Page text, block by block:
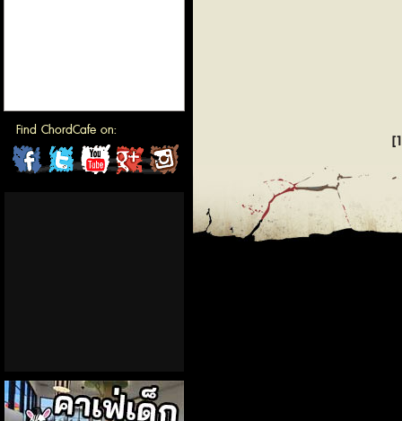
Find ChordCafe on:
ChordCafeChordCafeChordCafeChordCafe